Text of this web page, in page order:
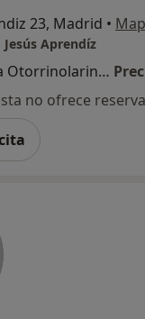
23, Madrid •
Aprendíz
Primera visita Otorrinolaringología